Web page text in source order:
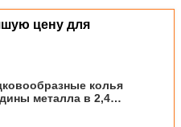
цену для
колья
металла в 2,4